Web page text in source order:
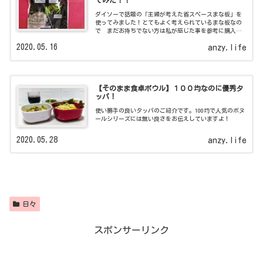
ダイソーで話題の「主婦が考えた省スペースまな板」を
使ってみました！とてもよく考えられているまな板なの
で まだお持ちでない方は私が感じた事を参考に購入し
anzy.life
2020.05.16
【そのまま食卓ボウル】１００均なのに優秀タ
ッパ！
使い勝手の良いタッパのご紹介です。100均で人気のボヌ
ールシリーズには無い良さをお伝えしていますよ！
anzy.life
2020.05.28
日々
スポンサーリンク